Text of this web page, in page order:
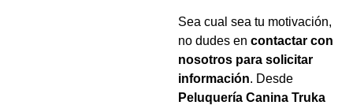
Sea cual sea tu motivación,
no dudes en contactar con
nosotros para solicitar
información. Desde
Peluquería Canina Truka